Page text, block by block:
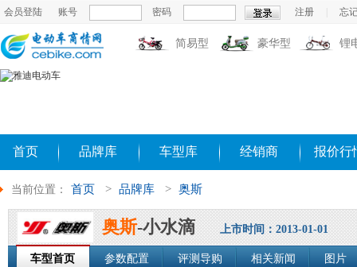
会员登陆 账号 密码 注册 忘
简易型 豪华型 锂
首页 品牌库 车型库 经销商 报价行
当前位置： 首页 > 品牌库 > 奥斯
奥斯-小水滴 上市时间：2013-01-01
车型首页 参数配置 评测导购 相关新闻 图片